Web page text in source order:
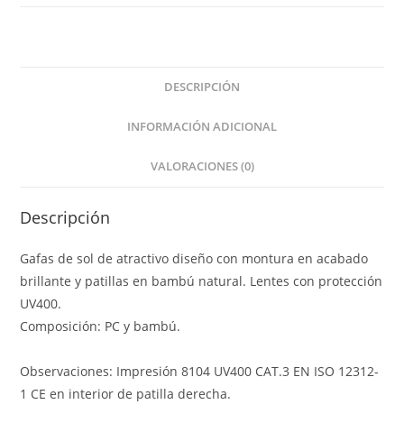
DESCRIPCIÓN
INFORMACIÓN ADICIONAL
VALORACIONES (0)
Descripción
Gafas de sol de atractivo diseño con montura en acabado
brillante y patillas en bambú natural. Lentes con protección
UV400.
Composición: PC y bambú.
Observaciones: Impresión 8104 UV400 CAT.3 EN ISO 12312-
1 CE en interior de patilla derecha.